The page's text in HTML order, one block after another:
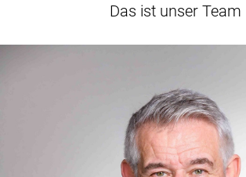
Das ist unser Team